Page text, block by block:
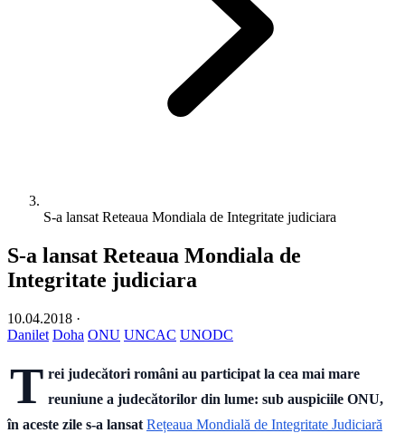
S-a lansat Reteaua Mondiala de Integritate judiciara
S-a lansat Reteaua Mondiala de
Integritate judiciara
10.04.2018 ·
Danilet Doha ONU UNCAC UNODC
T rei judecători români au participat la cea mai mare
reuniune a judecătorilor din lume: sub auspiciile ONU,
în aceste zile s-a lansat Rețeaua Mondială de Integritate Judiciară